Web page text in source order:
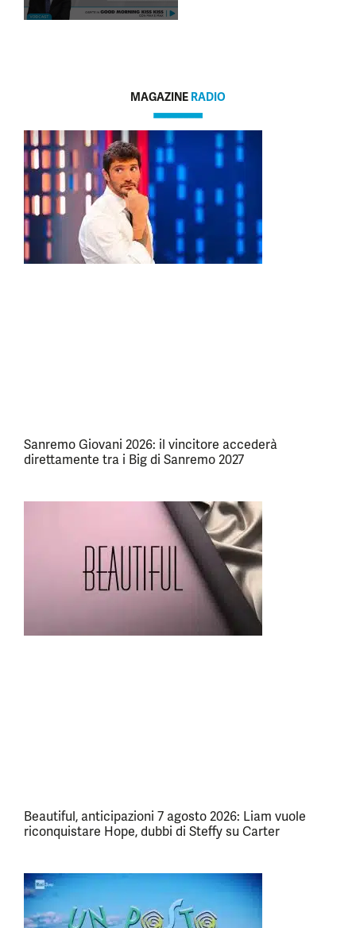
MAGAZINE RADIO
Sanremo Giovani 2026: il vincitore accederà
direttamente tra i Big di Sanremo 2027
Beautiful, anticipazioni 7 agosto 2026: Liam vuole
riconquistare Hope, dubbi di Steffy su Carter